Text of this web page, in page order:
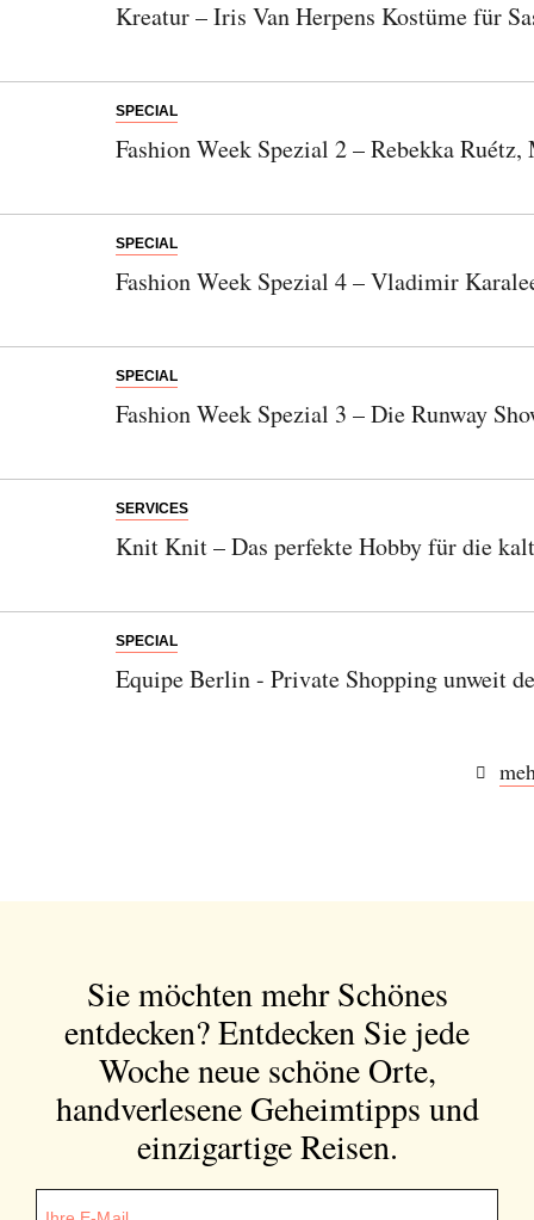
Kreatur – Iris Van Herpens Kostüme für
SPECIAL
Fashion Week Spezial 2 – Rebekka
SPECIAL
Fashion Week Spezial 4 – Vladimir
SPECIAL
Fashion Week Spezial 3 – Die Runway
SERVICES
Knit Knit – Das perfekte Hobby für die
SPECIAL
Equipe Berlin - Private Shopping unweit
Sie möchten mehr Schönes
entdecken?Entdecken Sie jede
Woche neue schöne Orte,
handverlesene Geheimtipps und
einzigartige Reisen.